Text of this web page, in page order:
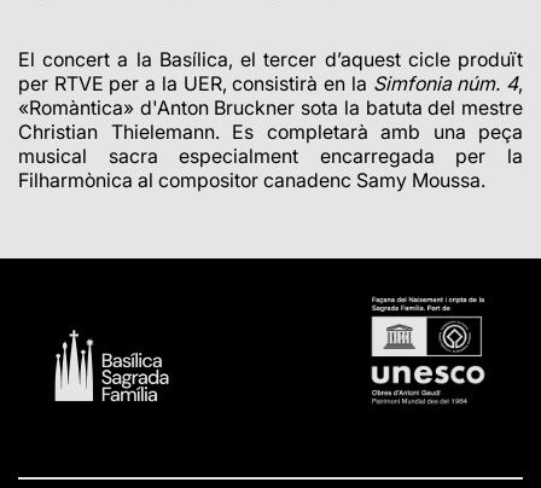
El concert a la Basílica, el tercer d’aquest cicle produït
per RTVE per a la UER, consistirà en la Simfonia núm. 4,
«Romàntica» d'Anton Bruckner sota la batuta del mestre
Christian Thielemann. Es completarà amb una peça
musical sacra especialment encarregada per la
Filharmònica al compositor canadenc Samy Moussa.